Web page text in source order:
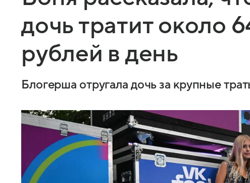
дочь тратит около
рублей в день
Блогерша отругала дочь за крупные